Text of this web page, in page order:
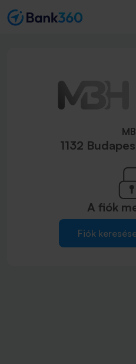
1132
A fiók
Fiók